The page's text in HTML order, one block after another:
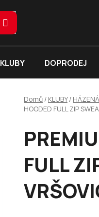
KLUBY DOPRODEJ
Domů / KLUBY / HÁZENÁ
HOODED FULL ZIP
FULL